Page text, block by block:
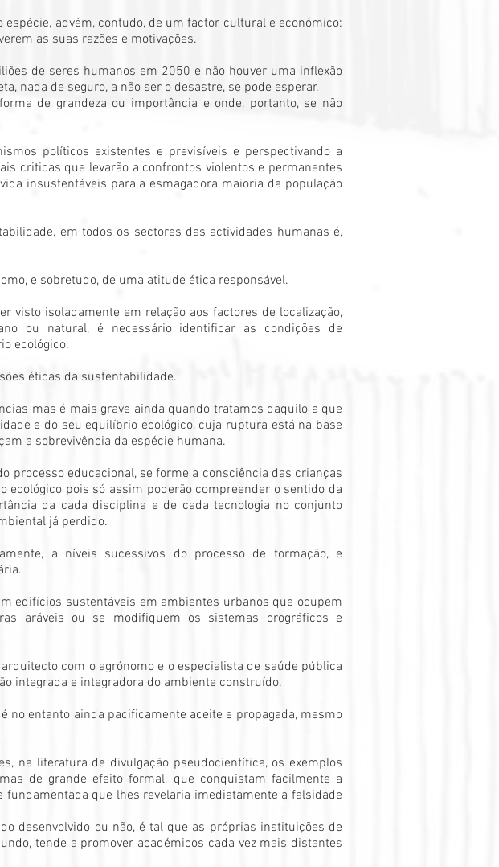
advém, contudo, de um factor cultural e económico:
as suas razões e motivações.
de seres humanos em 2050 e não houver uma inflexão
nada de seguro, a não ser o desastre, se pode esperar.
de grandeza ou importância e onde, portanto, se não
políticos existentes e previsíveis e perspectivando a
criticas que levarão a confrontos violentos e permanentes
insustentáveis para a esmagadora maioria da população
em todos os sectores das actividades humanas é,
e sobretudo, de uma atitude ética responsável.
visto isoladamente em relação aos factores de localização,
ou natural, é necessário identificar as condições de
ecológico.
éticas da sustentabilidade.
mas é mais grave ainda quando tratamos daquilo a que
e do seu equilíbrio ecológico, cuja ruptura está na base
a sobrevivência da espécie humana.
processo educacional, se forme a consciência das crianças
pois só assim poderão compreender o sentido da
da cada disciplina e de cada tecnologia no conjunto
já perdido.
a níveis sucessivos do processo de formação, e
edifícios sustentáveis em ambientes urbanos que ocupem
aráveis ou se modifiquem os sistemas orográficos e
com o agrónomo e o especialista de saúde pública
integrada e integradora do ambiente construído.
no entanto ainda pacificamente aceite e propagada, mesmo
na literatura de divulgação pseudocientífica, os exemplos
de grande efeito formal, que conquistam facilmente a
que lhes revelaria imediatamente a falsidade
desenvolvido ou não, é tal que as próprias instituições de
tende a promover académicos cada vez mais distantes